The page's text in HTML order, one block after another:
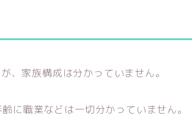
、家族構成は分かっていません。
に職業などは一切分かっていません。